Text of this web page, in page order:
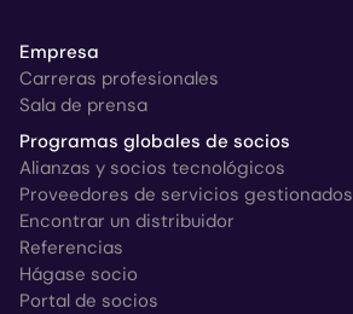
Empresa
Carreras profesionales
Sala de prensa
Programas globales de socios
Alianzas y socios tecnológicos
Proveedores de servicios gestionados
Encontrar un distribuidor
Referencias
Hágase socio
Portal de socios